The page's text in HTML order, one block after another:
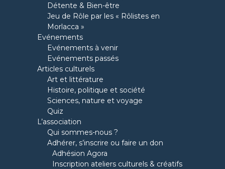
Détente & Bien-être
Jeu de Rôle par les « Rôlistes en
Morlacca »
Evénements
Evénements à venir
Evénements passés
Articles culturels
Art et littérature
Histoire, politique et société
Sciences, nature et voyage
Quiz
L’association
Qui sommes-nous ?
Adhérer, s’inscrire ou faire un don
Adhésion Agora
Inscription ateliers culturels & créatifs